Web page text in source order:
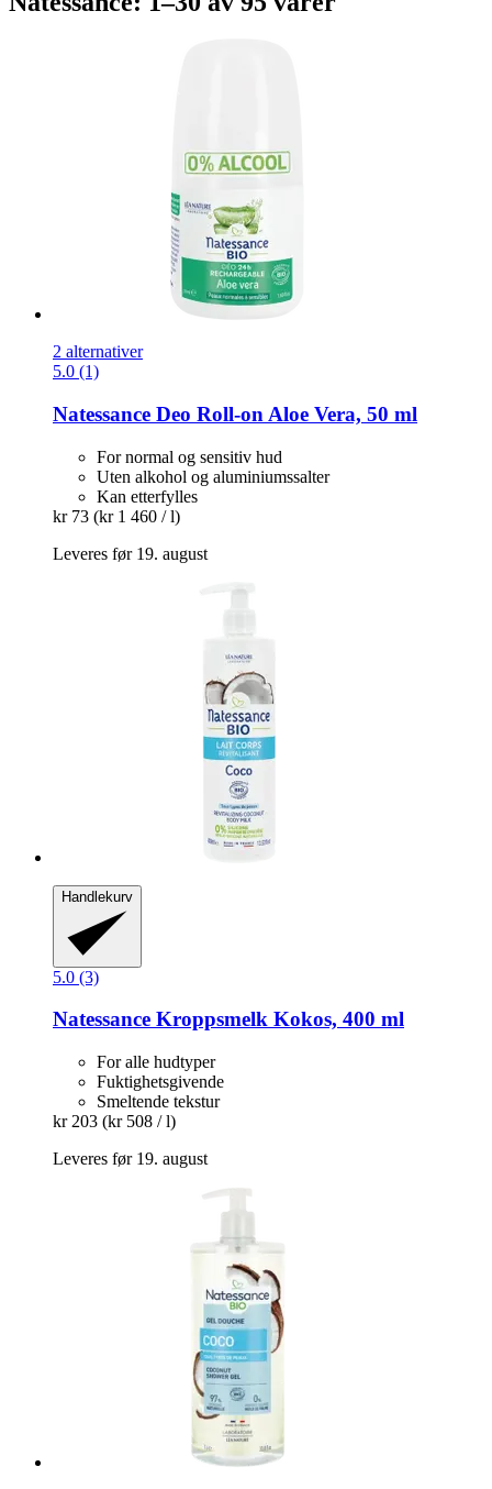
2 alternativer
5.0 (1)
Natessance Deo Roll-​on Aloe Vera, 50 ml
For normal og sensitiv hud
Uten alkohol og aluminiumssalter
Kan etterfylles
kr 73 (kr 1 460 / l)
Leveres før 19. august
Handlekurv
5.0 (3)
Natessance Kroppsmelk Kokos, 400 ml
For alle hudtyper
Fuktighetsgivende
Smeltende tekstur
kr 203 (kr 508 / l)
Leveres før 19. august